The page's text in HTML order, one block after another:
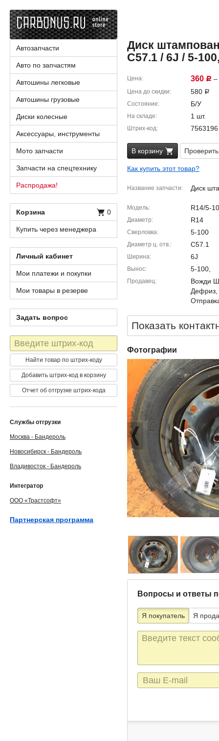
Диск
C57.1 / 6J / 5-
Цена 360 Р –
Цена до скидки 580 Р
Состояние Б/У
На складе 1 шт.
Штрих-код 7563196
В корзину
Как купить этот товар?
Название запчасти Диск
Модель R14/5-
Диаметр R14
Сверловка 5-100
Диаметр ц. отв. C57.1
Ширина 6J
Вынос 5-100,
Продавец
Вожди
Дефриз,
Показать
Фотографии
Вопросы и ответы
Я покупатель Я
Текст
сообщения
E-
mail
Автозапчасти
Авто по запчастям
Автошины легковые
Автошины грузовые
Диски колесные
Аксессуары, инструменты
Мото запчасти
Запчасти на спецтехнику
Распродажа!
Корзина 0
Купить через менеджера
Личный кабинет
Мои платежи и покупки
Мои товары в резерве
Задать вопрос
Штрих-
код
Найти товар по штрих-коду
Добавить штрих-код в корзину
Отчет об отгрузке штрих-кода
Службы отгрузки
Москва - Бандероль
Новосибирск - Бандероль
Владивосток - Бандероль
Интегратор
ООО «Трастсофт»
Партнерская программа